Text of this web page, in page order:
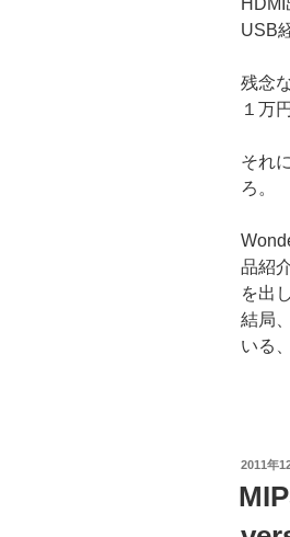
HDMI
USB
残念
１万
それ
ろ。
品紹
を出
結局
いる
投
日:
2011年